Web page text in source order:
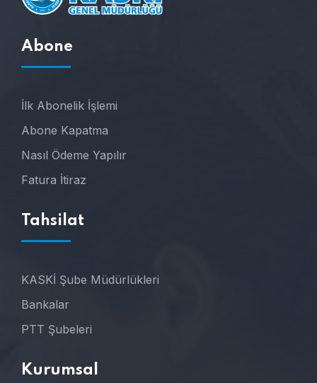
Abone
İlk Abonelik İşlemi
Abone Kapatma
Nasıl Ödeme Yapılır
Fatura İtiraz
Tahsilat
KASKİ Şube Müdürlükleri
Bankalar
PTT Şubeleri
Kurumsal